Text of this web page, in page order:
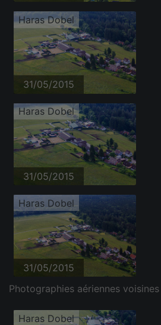
Haras Dobel
31/05/2015
Haras Dobel
31/05/2015
Haras Dobel
31/05/2015
Photographies aériennes
Haras Dobel